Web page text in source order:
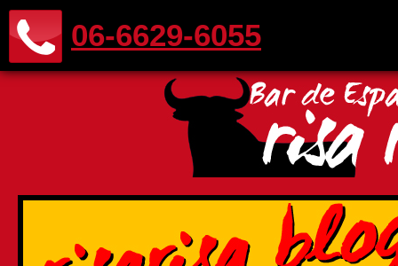
06-6629-6055